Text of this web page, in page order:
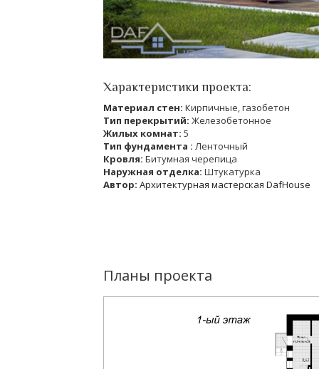
Характеристики проекта:
Материал стен: Кирпичные, газобетон
Тип перекрытий: Железобетонное
Жилых комнат: 5
Тип фундамента : Ленточный
Кровля: Битумная черепица
Наружная отделка: Штукатурка
Автор: Архитектурная мастерская DafHouse
Планы проекта